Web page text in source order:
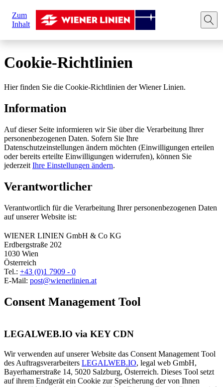
Zum
Inhalt
sind
hier:
Startseite Rechtliche Hinweise Cookie-Richtlinien
Cookie-Richtlinien
Hier finden Sie die Cookie-Richtlinien der Wiener Linien.
Information
Auf dieser Seite informieren wir Sie über die Verarbeitung Ihrer
personenbezogenen Daten. Sofern Sie Ihre
Datenschutzeinstellungen ändern möchten (Einwilligungen erteilen
oder bereits erteilte Einwilligungen widerrufen), können Sie
jederzeit Ihre Einstellungen ändern.
Verantwortlicher
Verantwortlich für die Verarbeitung Ihrer personenbezogenen Daten
auf unserer Website ist:
WIENER LINIEN GmbH & Co KG
Erdbergstraße 202
1030 Wien
Österreich
Tel.: +43 (0)1 7909 - 0
E-Mail: post@wienerlinien.at
Consent Management Tool
LEGALWEB.IO via KEY CDN
Wir verwenden auf unserer Website das Consent Management Tool
des Auftragsverarbeiters LEGALWEB.IO, legal web GmbH,
Bayerhamerstraße 14, 5020 Salzburg, Österreich. Dieses Tool setzt
auf ihrem Endgerät ein Cookie zur Speicherung der von Ihnen